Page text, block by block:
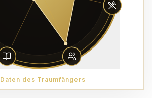
Daten des Traumfängers